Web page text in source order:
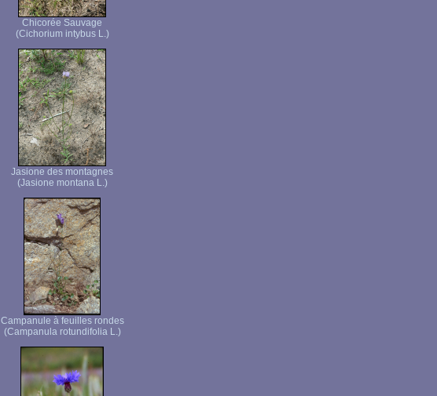
Chicorée Sauvage
(Cichorium intybus L.)
Jasione des montagnes
(Jasione montana L.)
Campanule à feuilles rondes
(Campanula rotundifolia L.)